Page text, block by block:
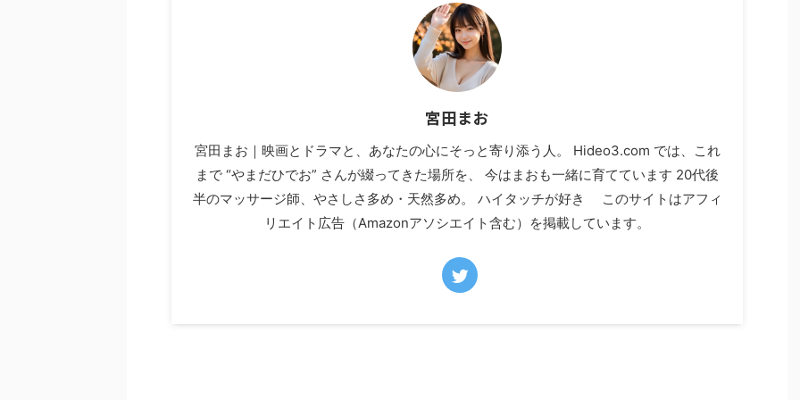
宮田まお
宮田まお｜映画とドラマと、あなたの心にそっと寄り添う人。 Hideo3.com では、これ
まで “やまだひでお” さんが綴ってきた場所を、 今はまおも一緒に育てています 20代後
半のマッサージ師、やさしさ多め・天然多め。 ハイタッチが好き このサイトはアフィ
リエイト広告（Amazonアソシエイト含む）を掲載しています。